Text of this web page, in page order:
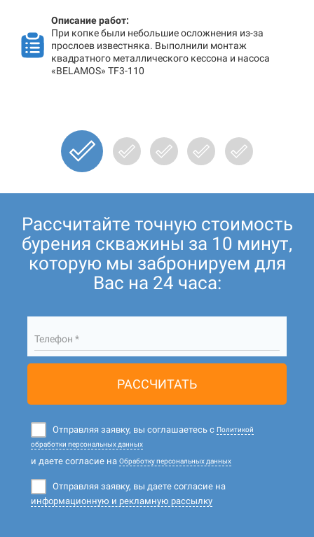
Описание работ:
При копке были небольшие осложнения из-за
прослоев известняка. Выполнили монтаж
квадратного металлического кессона и насоса
«BELAMOS» TF3-110
Рассчитайте точную стоимость
бурения скважины за 10 минут,
которую мы забронируем для
Вас на 24 часа:
Телефон *
РАССЧИТАТЬ
Отправляя заявку, вы соглашаетесь с Политикой
обработки персональных данных
и даете согласие на Обработку персональных данных
Отправляя заявку, вы даете согласие на
информационную и рекламную рассылку